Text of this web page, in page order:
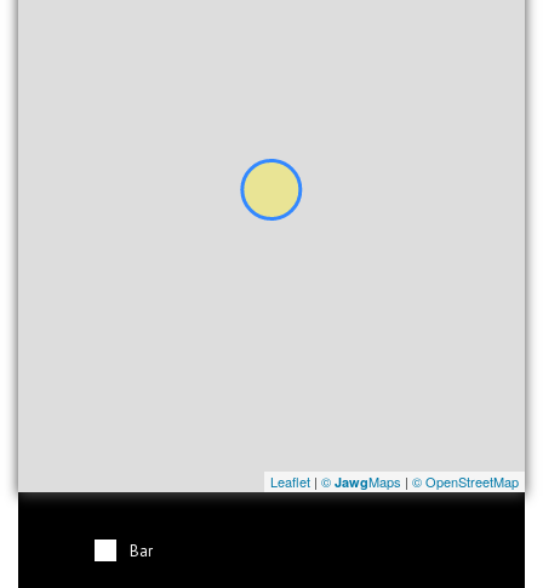
Leaflet | © JawgMaps | © OpenStreetMap
Bar